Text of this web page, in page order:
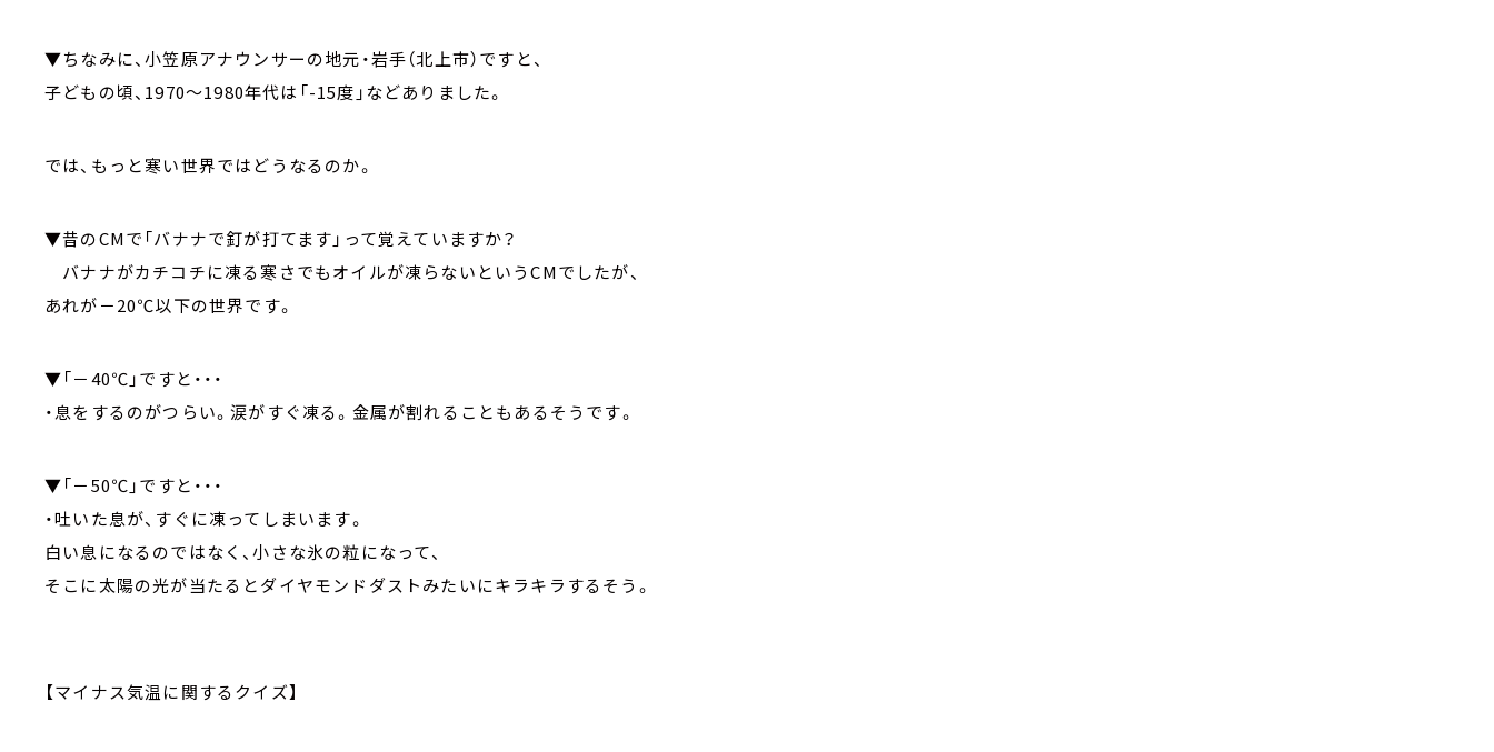
▼ちなみに、小笠原アナウンサーの地元・岩手（北上市）ですと、
子どもの頃、1970～1980年代は「-15度」などありました。
では、もっと寒い世界ではどうなるのか。
▼昔のCMで「バナナで釘が打てます」って覚えていますか？
バナナがカチコチに凍る寒さでもオイルが凍らないというCMでしたが、
あれが－20℃以下の世界です。
▼「－40℃」ですと・・・
・息をするのがつらい。涙がすぐ凍る。金属が割れることもあるそうです。
▼「－50℃」ですと・・・
・吐いた息が、すぐに凍ってしまいます。
白い息になるのではなく、小さな氷の粒になって、
そこに太陽の光が当たるとダイヤモンドダストみたいにキラキラするそう。
【マイナス気温に関するクイズ】